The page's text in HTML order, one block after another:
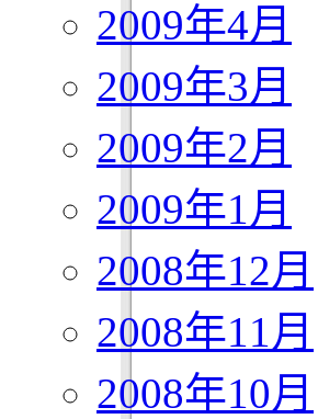
2009年4月
2009年3月
2009年2月
2009年1月
2008年12月
2008年11月
2008年10月